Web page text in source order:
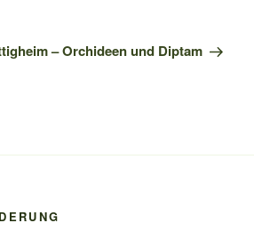
– Orchideen und Diptam